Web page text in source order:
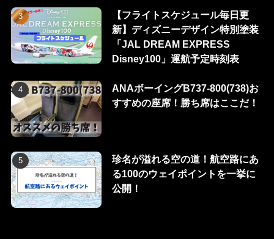
【フライトスケジュール毎日更
新】ディズニーデザイン特別塗装
「JAL DREAM EXPRESS
Disney100」運航予定時刻表
ANAボーイングB737-800(738)お
すすめの座席！勝ち席はここだ！
珍名が溢れる空の道！航空路にあ
る100のウェイポイントを一挙に
公開！